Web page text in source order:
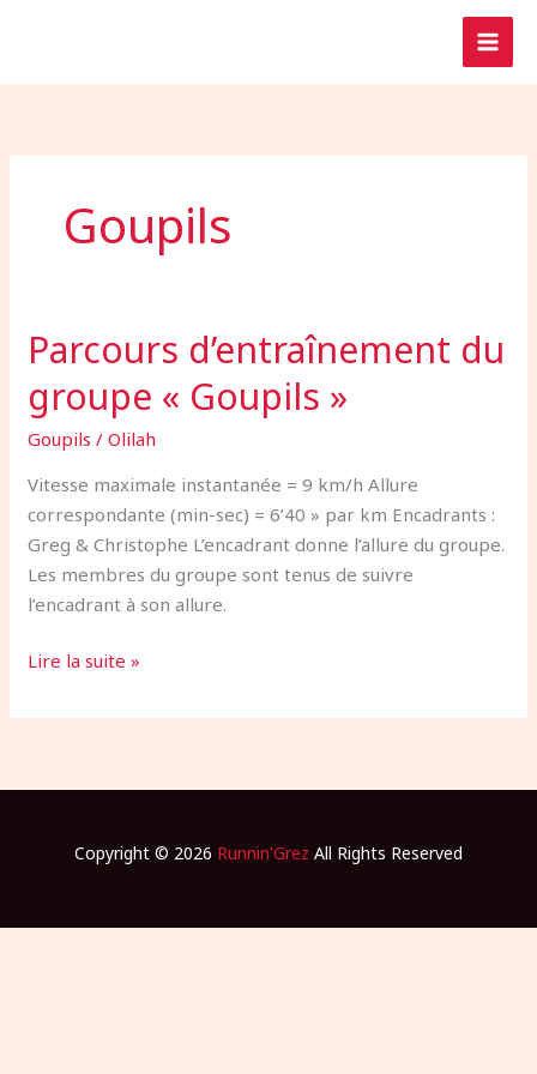
Goupils
Parcours d’entraînement du
groupe « Goupils »
Goupils /Olilah
Vitesse maximale instantanée = 9 km/h Allure
correspondante (min-sec) = 6’40 » par km Encadrants :
Greg & Christophe L’encadrant donne l’allure du groupe.
Les membres du groupe sont tenus de suivre
l’encadrant à son allure.
Parcours
d’entraînement
du
groupe
« Goupils »
Lire la suite »
Copyright © 2026 Runnin'Grez All Rights Reserved